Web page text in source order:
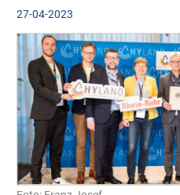
27-04-2023